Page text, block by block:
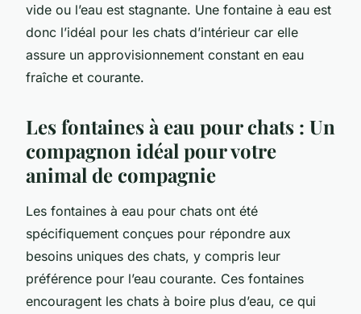
vide ou l’eau est stagnante. Une fontaine à eau est
donc l’idéal pour les chats d’intérieur car elle
assure un approvisionnement constant en eau
fraîche et courante.
Les fontaines à eau pour chats : Un
compagnon idéal pour votre
animal de compagnie
Les fontaines à eau pour chats ont été
spécifiquement conçues pour répondre aux
besoins uniques des chats, y compris leur
préférence pour l’eau courante. Ces fontaines
encouragent les chats à boire plus d’eau, ce qui